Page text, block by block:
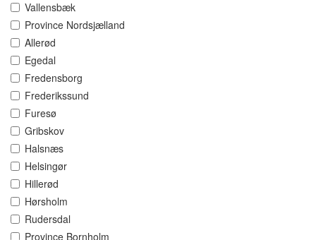
Vallensbæk
Province Nordsjælland
Allerød
Egedal
Fredensborg
Frederikssund
Furesø
Gribskov
Halsnæs
Helsingør
Hillerød
Hørsholm
Rudersdal
Province Bornholm